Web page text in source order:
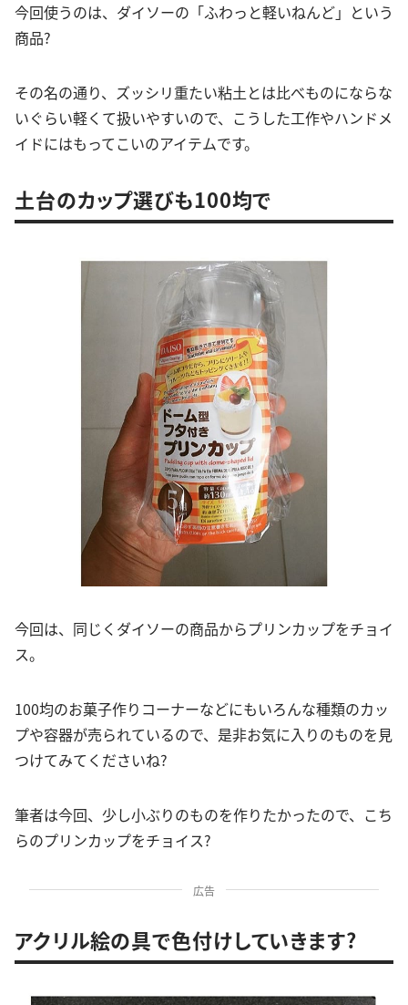
今回使うのは、ダイソーの「ふわっと軽いねんど」という
商品?
その名の通り、ズッシリ重たい粘土とは比べものにならな
いぐらい軽くて扱いやすいので、こうした工作やハンドメ
イドにはもってこいのアイテムです。
土台のカップ選びも100均で
今回は、同じくダイソーの商品からプリンカップをチョイ
ス。
100均のお菓子作りコーナーなどにもいろんな種類のカッ
プや容器が売られているので、是非お気に入りのものを見
つけてみてくださいね?
筆者は今回、少し小ぶりのものを作りたかったので、こち
らのプリンカップをチョイス?
広告
アクリル絵の具で色付けしていきます?